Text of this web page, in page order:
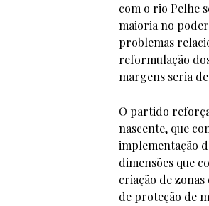
com o rio Pelhe
maioria no
problemas
reformulação
margens seria
O partido
nascente, que
implementação
dimensões que
criação de
de proteção de